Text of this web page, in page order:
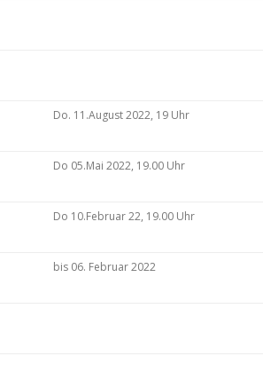
Do. 11.August 2022, 19 Uhr
Do 05.Mai 2022, 19.00 Uhr
Do 10.Februar 22, 19.00 Uhr
bis 06. Februar 2022